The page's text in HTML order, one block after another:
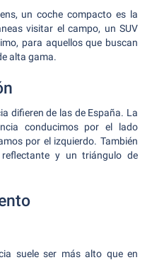
un coche compacto es la
visitar el campo, un SUV
para aquellos que buscan
alta gama.
difieren de las de España. La
conducimos por el lado
por el izquierdo. También
y un triángulo de
suele ser más alto que en